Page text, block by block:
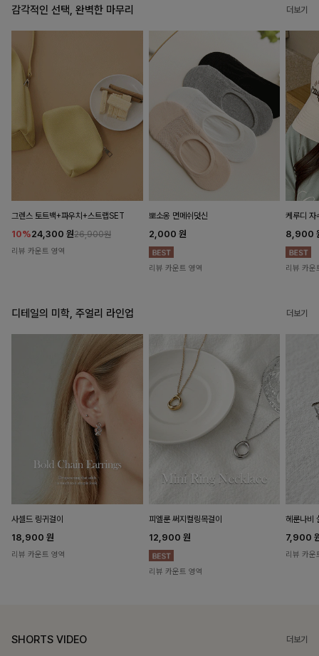
감각적인 선택, 완벽한 마무리 더보기
그렌스 토트백+파우치+스트랩SET
10%24,300 원26,900원
리뷰 카운트 영역
뽀소옹 면메쉬덧신
2,000 원
리뷰 카운트 영역
케루디 자
8,900
리뷰 카운
디테일의 미학, 주얼리 라인업 더보기
사셀드 링귀걸이
18,900 원
리뷰 카운트 영역
피엘룬 써지컬링목걸이
12,900 원
리뷰 카운트 영역
헤룬나비
7,900
리뷰 카운
SHORTS VIDEO 더보기